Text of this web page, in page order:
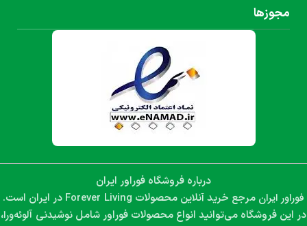
مجوزها
درباره فروشگاه فوراور ایران
فوراور ایران مرجع خرید آنلاین محصولات Forever Living در ایران است.
در این فروشگاه می‌توانید انواع محصولات فوراور شامل نوشیدنی آلوئه‌ورا،